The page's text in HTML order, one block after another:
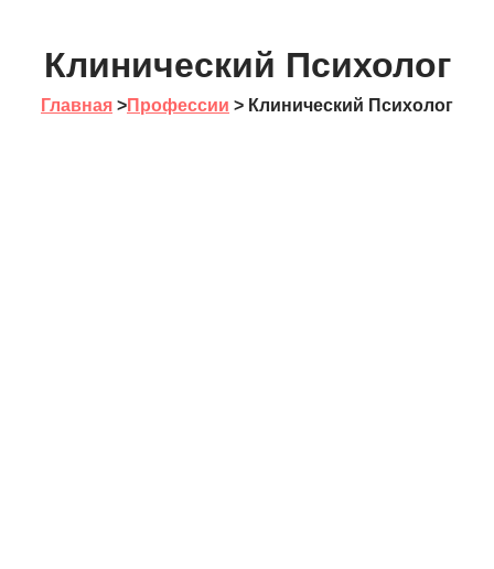
Клинический Психолог
Главная >Профессии > Клинический Психолог